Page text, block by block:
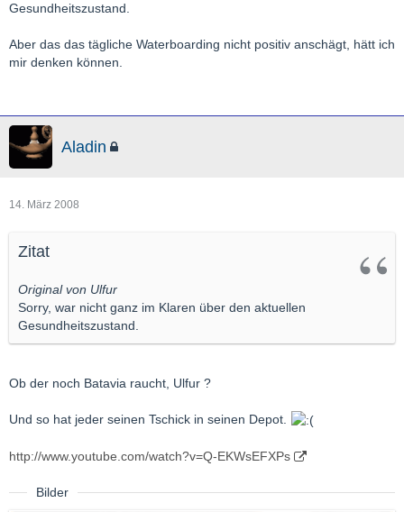
Gesundheitszustand.
Aber das das tägliche Waterboarding nicht positiv anschägt, hätt ich
mir denken können.
Aladin
14. März 2008
Zitat
Original von Ulfur
Sorry, war nicht ganz im Klaren über den aktuellen
Gesundheitszustand.
Ob der noch Batavia raucht, Ulfur ?
Und so hat jeder seinen Tschick in seinen Depot.
http://www.youtube.com/watch?v=Q-EKWsEFXPs
Bilder